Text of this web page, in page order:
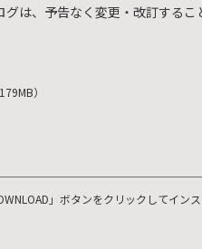
は、予告なく変更・改訂する
）
」ボタンをクリックしてイン